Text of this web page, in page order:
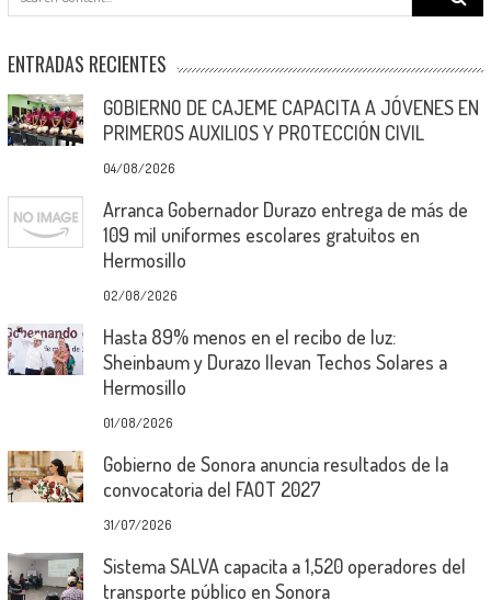
for:
ENTRADAS RECIENTES
GOBIERNO DE CAJEME CAPACITA A JÓVENES EN
PRIMEROS AUXILIOS Y PROTECCIÓN CIVIL
04/08/2026
Arranca Gobernador Durazo entrega de más de
109 mil uniformes escolares gratuitos en
Hermosillo
02/08/2026
Hasta 89% menos en el recibo de luz:
Sheinbaum y Durazo llevan Techos Solares a
Hermosillo
01/08/2026
Gobierno de Sonora anuncia resultados de la
convocatoria del FAOT 2027
31/07/2026
Sistema SALVA capacita a 1,520 operadores del
transporte público en Sonora